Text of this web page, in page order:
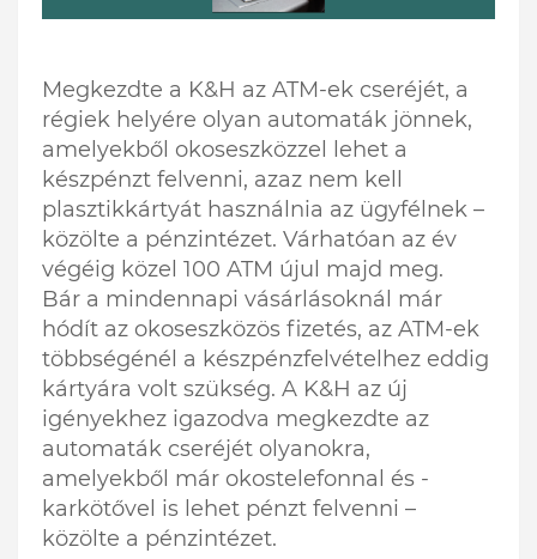
Megkezdte a K&H az ATM-ek cseréjét, a
régiek helyére olyan automaták jönnek,
amelyekből okoseszközzel lehet a
készpénzt felvenni, azaz nem kell
plasztikkártyát használnia az ügyfélnek –
közölte a pénzintézet. Várhatóan az év
végéig közel 100 ATM újul majd meg.
Bár a mindennapi vásárlásoknál már
hódít az okoseszközös fizetés, az ATM-ek
többségénél a készpénzfelvételhez eddig
kártyára volt szükség. A K&H az új
igényekhez igazodva megkezdte az
automaták cseréjét olyanokra,
amelyekből már okostelefonnal és -
karkötővel is lehet pénzt felvenni –
közölte a pénzintézet.